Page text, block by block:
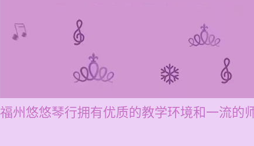
福州悠悠琴行拥有优质的教学环境和一流的